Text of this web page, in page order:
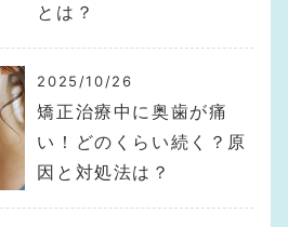
とは？
2025/10/26
矯正治療中に奥歯が痛
い！どのくらい続く？原
因と対処法は？